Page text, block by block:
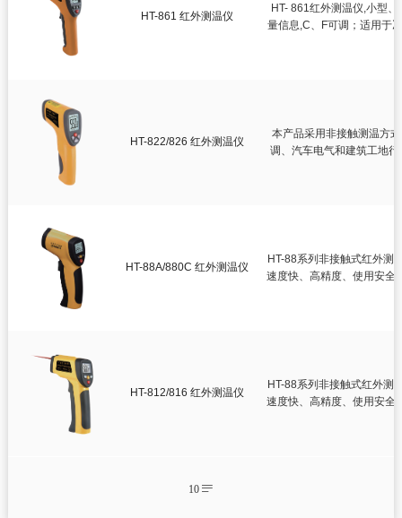
HT-861 红外测温仪
HT- 861红外测温仪,小型
量信息,C、F可调；适用于
HT-822/826 红外测温仪
本产品采用非接触测温方
调、汽车电气和建筑工地
HT-88A/880C 红外测温仪
HT-88系列非接触式红外测
速度快、高精度、使用安全
HT-812/816 红外测温仪
HT-88系列非接触式红外测
速度快、高精度、使用安全
10